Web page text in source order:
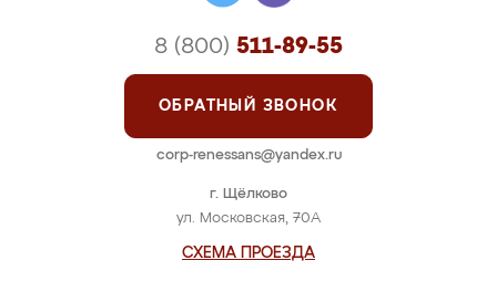
г. Щёлково
ул. Московская, 70А
СХЕМА ПРОЕЗДА
8 (800) 511-89-55
ОБРАТНЫЙ ЗВОНОК
corp-renessans@yandex.ru